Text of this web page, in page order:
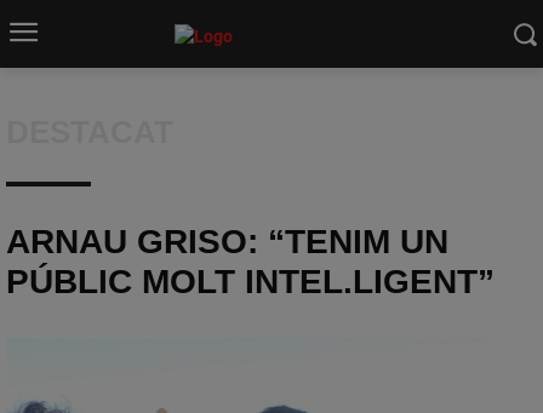
ARNAU GRISO: “TENIM UN
PÚBLIC MOLT INTEL.LIGENT”